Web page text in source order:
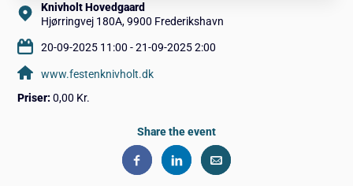
Knivholt Hovedgaard
Hjørringvej 180A, 9900 Frederikshavn
20-09-2025 11:00 - 21-09-2025 2:00
www.festenknivholt.dk
Priser: 0,00 Kr.
Share the event